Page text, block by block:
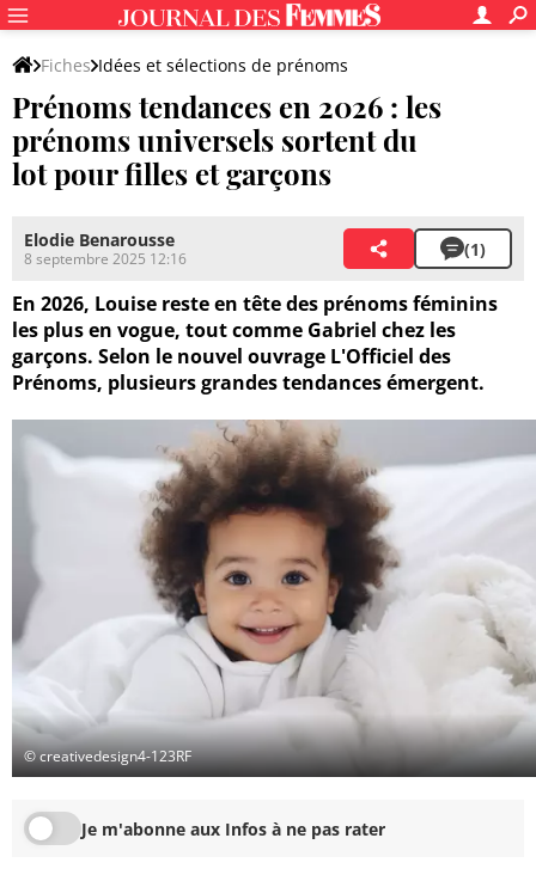
Fiches Idées et sélections de prénoms
Prénoms par thématique
Prénoms tendances en 2026 : les
prénoms universels sortent du
lot pour filles et garçons
Elodie Benarousse
8 septembre 2025 12:16 (1)
En 2026, Louise reste en tête des prénoms féminins
les plus en vogue, tout comme Gabriel chez les
garçons. Selon le nouvel ouvrage L'Officiel des
Prénoms, plusieurs grandes tendances émergent.
© creativedesign4-123RF
Je m'abonne aux Infos à ne pas rater